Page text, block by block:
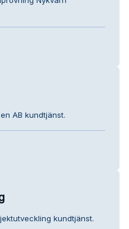
AB kundtjänst.
kundtjänst.